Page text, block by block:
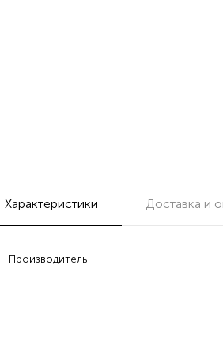
Характеристики Доставка и
Производитель